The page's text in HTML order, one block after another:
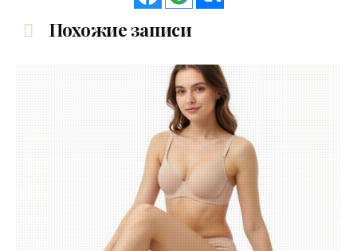
Похожие записи